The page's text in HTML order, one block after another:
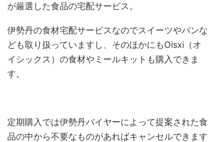
が厳選した食品の宅配サービス。
伊勢丹の食材宅配サービスなのでスイーツやパンな
ども取り扱っていますし、そのほかにもOisxi（オ
イシックス）の食材やミールキットも購入できま
す。
定期購入では伊勢丹バイヤーによって提案された食
品の中から不要なものがあればキャンセルできます